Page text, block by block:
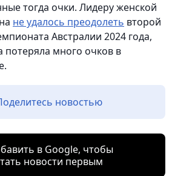
тогда очки. Лидеру женской
не удалось преодолеть второй
Австралии 2024 года,
потеряла много очков в
новостью
в Google, чтобы
новости первым